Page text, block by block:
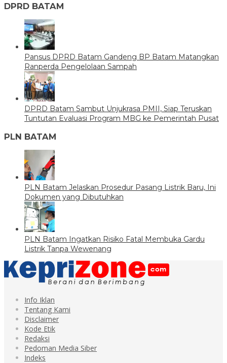
DPRD BATAM
Pansus DPRD Batam Gandeng BP Batam Matangkan
Ranperda Pengelolaan Sampah
DPRD Batam Sambut Unjukrasa PMII, Siap Teruskan
Tuntutan Evaluasi Program MBG ke Pemerintah Pusat
PLN BATAM
PLN Batam Jelaskan Prosedur Pasang Listrik Baru, Ini
Dokumen yang Dibutuhkan
PLN Batam Ingatkan Risiko Fatal Membuka Gardu
Listrik Tanpa Wewenang
Info Iklan
Tentang Kami
Disclaimer
Kode Etik
Redaksi
Pedoman Media Siber
Indeks